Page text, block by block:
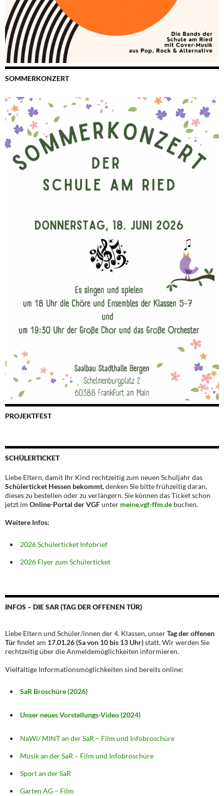
SOMMERKONZERT
PROJEKTFEST
SCHÜLERTICKET
Liebe Eltern, damit Ihr Kind rechtzeitig zum neuen Schuljahr das
Schülerticket Hessen bekommt,denken Sie bitte frühzeitig daran,
dieses zu bestellen oder zu verlängern. Sie können das Ticket schon
jetzt im Online-Portal der VGFunter meine.vgf-ffm.de buchen.
Weitere Infos:
2026 Schülerticket Infobrief
2026 Flyer zum Schülerticket
INFOS – DIE SAR (TAG DER OFFENEN TÜR)
Liebe Eltern und Schüler/innen der 4. Klassen, unserTag der offenen
Türfindet am 17.01.26 (Sa von 10 bis 13 Uhr)statt. Wir werden Sie
rechtzeitig über die Anmeldemöglichkeiten informieren.
Vielfältige Informationsmöglichkeiten sind bereits online:
SaR Broschüre (2026)
Unser neues Vorstellungs-Video (2024)
NaWi/ MINT an der SaR – Film und Infobroschüre
Musik an der SaR – Film und Infobroschüre
Sport an der SaR
Garten AG – Film